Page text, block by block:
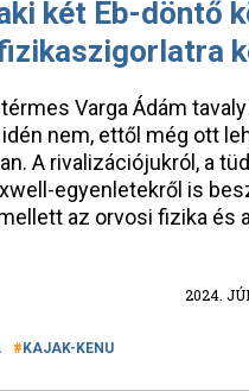
két Eb-döntő
Varga Ádám
nem, ettől még ott
A rivalizációjukról, a
egyenletekről is
az orvosi fizika és
2024.
KAJAK-KENU